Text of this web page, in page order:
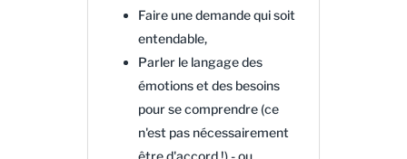
Faire une demande qui soit
entendable,
Parler le langage des
émotions et des besoins
pour se comprendre (ce
n'est pas nécessairement
être d'accord !) - ou